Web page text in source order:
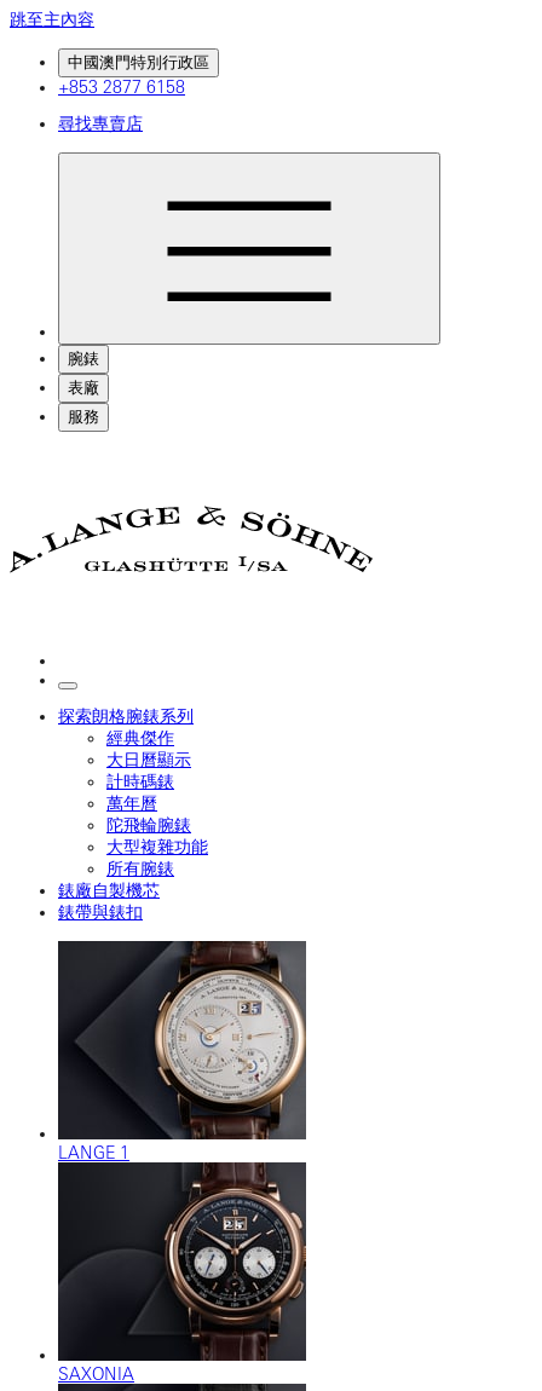
跳至主內容
中國澳門特別行政區
+853 2877 6158
尋找專賣店
腕錶
表廠
服務
探索朗格腕錶系列
經典傑作
大日曆顯示
計時碼錶
萬年曆
陀飛輪腕錶
大型複雜功能
所有腕錶
錶廠自製機芯
錶帶與錶扣
LANGE 1
SAXONIA